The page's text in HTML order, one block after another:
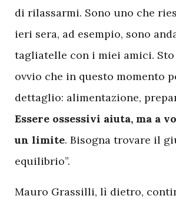
di rilassarmi. Sono uno che
ieri sera, ad esempio, sono
tagliatelle con i miei amici. Sto
ovvio che in questo momento
dettaglio: alimentazione,
Essere ossessivi aiuta, ma a
un limite. Bisogna trovare il
equilibrio”.
Mauro Grassilli, lì dietro,